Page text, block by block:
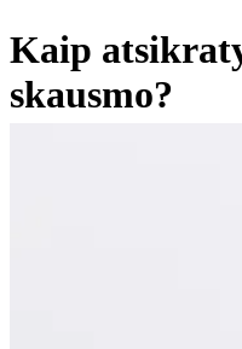
Kaip
skausmo?